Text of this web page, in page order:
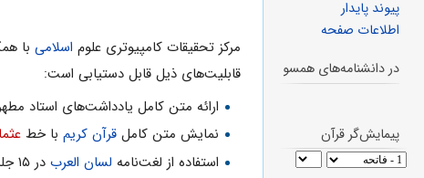
مرکز تحقیقات کامپیوتری علوم اسلامی با
قابلیت‌های ذیل قابل دستیابی است:
ارائه متن كامل یادداشت‌های استاد مطهری در ۱۱ جلد با
نمایش متن كامل قرآن كریمبا خط
استفاده از لغت‌نامه لسان العربدر ۱۵ جلد
پیوند پایدار
اطلاعات صفحه
در دانشنامه‌های همسو
پیمایش‌گر قرآن